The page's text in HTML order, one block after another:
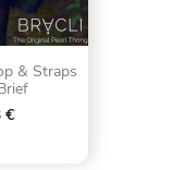
& Straps
€